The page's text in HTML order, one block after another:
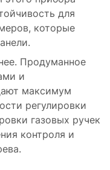
для
которые
Продуманное
и
максимум
регулировки
газовых ручек
контроля и